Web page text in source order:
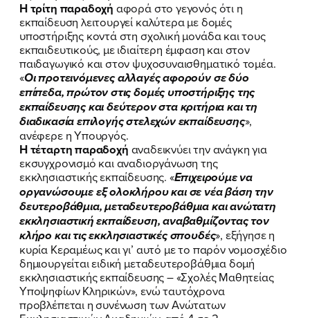
ΠΟΙΑ ΕΙΜΑΙ
ΕΡΓΟ
ΕΚΔΗΛΩΣΕΙΣ
ΝΕΑ
Η τρίτη παραδοχή αφορά στο γεγονός ότι η
εκπαίδευση λειτουργεί καλύτερα με δομές
υποστήριξης κοντά στη σχολική μονάδα και τους
εκπαιδευτικούς, με ιδιαίτερη έμφαση και στον
παιδαγωγικό και στον ψυχοσυναισθηματικό τομέα.
«Οι προτεινόμενες αλλαγές αφορούν σε δύο
επίπεδα, πρώτον στις δομές υποστήριξης της
εκπαίδευσης και δεύτερον στα κριτήρια και τη
διαδικασία επιλογής στελεχών εκπαίδευσης»,
ανέφερε η Υπουργός.
Η τέταρτη παραδοχή αναδεικνύει την ανάγκη για
εκσυγχρονισμό και αναδιοργάνωση της
εκκλησιαστικής εκπαίδευσης. «Επιχειρούμε να
οργανώσουμε εξ ολοκλήρου και σε νέα βάση την
δευτεροβάθμια, μεταδευτεροβάθμια και ανώτατη
εκκλησιαστική εκπαίδευση, αναβαθμίζοντας τον
κλήρο και τις εκκλησιαστικές σπουδές», εξήγησε η
κυρία Κεραμέως και γι’ αυτό με το παρόν νομοσχέδιο
δημιουργείται ειδική μεταδευτεροβάθμια δομή
εκκλησιαστικής εκπαίδευσης – «Σχολές Μαθητείας
Υποψηφίων Κληρικών», ενώ ταυτόχρονα
προβλέπεται η συνένωση των Ανώτατων